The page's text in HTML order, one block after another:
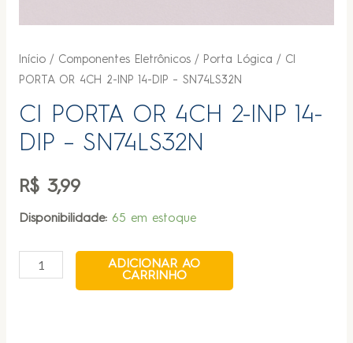
Início/ Componentes Eletrônicos/ Porta Lógica / CI
PORTA OR 4CH 2-INP 14-DIP – SN74LS32N
CI PORTA OR 4CH 2-INP 14-
DIP – SN74LS32N
R$3,99
Disponibilidade: 65 em estoque
ADICIONAR AO
CARRINHO